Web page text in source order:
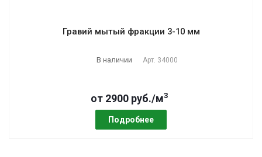
Гравий мытый фракции 3-10 мм
В наличии Арт. 34000
от 2900 руб./м3
Подробнее